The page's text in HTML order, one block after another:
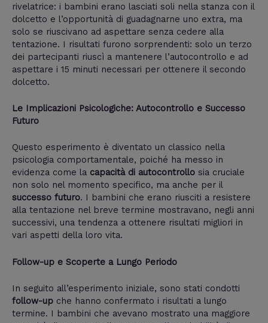
rivelatrice: i bambini erano lasciati soli nella stanza con il
dolcetto e l’opportunità di guadagnarne uno extra, ma
solo se riuscivano ad aspettare senza cedere alla
tentazione. I risultati furono sorprendenti: solo un terzo
dei partecipanti riuscì a mantenere l’autocontrollo e ad
aspettare i 15 minuti necessari per ottenere il secondo
dolcetto.
Le Implicazioni Psicologiche: Autocontrollo e Successo
Futuro
Questo esperimento è diventato un classico nella
psicologia comportamentale, poiché ha messo in
evidenza come la capacità di autocontrollo sia cruciale
non solo nel momento specifico, ma anche per il
successo futuro. I bambini che erano riusciti a resistere
alla tentazione nel breve termine mostravano, negli anni
successivi, una tendenza a ottenere risultati migliori in
vari aspetti della loro vita.
Follow-up e Scoperte a Lungo Periodo
In seguito all’esperimento iniziale, sono stati condotti
follow-up che hanno confermato i risultati a lungo
termine. I bambini che avevano mostrato una maggiore